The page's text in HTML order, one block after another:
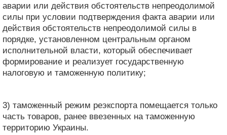
аварии или действия обстоятельств непреодолимой
силы при условии подтверждения факта аварии или
действия обстоятельств непреодолимой силы в
порядке, установленном центральным органом
исполнительной власти, который обеспечивает
формирование и реализует государственную
налоговую и таможенную политику;
3) таможенный режим реэкспорта помещается только
часть товаров, ранее ввезенных на таможенную
территорию Украины.